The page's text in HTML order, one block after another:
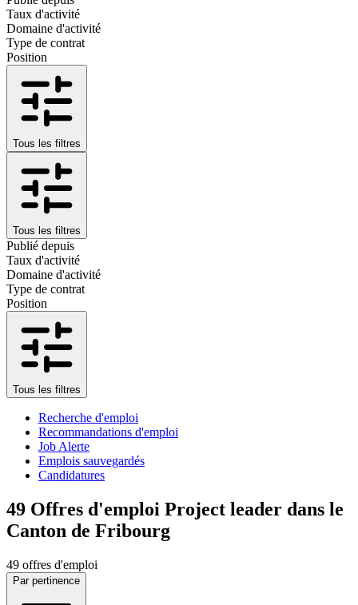
Taux d'activité
Domaine d'activité
Type de contrat
Position
Tous les filtres
Tous les filtres
Publié depuis
Taux d'activité
Domaine d'activité
Type de contrat
Position
Tous les filtres
Recherche d'emploi
Recommandations d'emploi
Job Alerte
Emplois sauvegardés
Candidatures
49 Offres d'emploi Project leader dans le
Canton de Fribourg
49 offres d'emploi
Par pertinence